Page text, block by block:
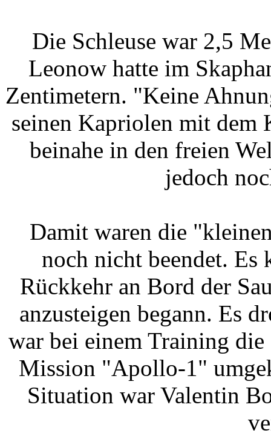
Die Schleuse war 2,5
Leonow hatte im
Zentimetern. "Keine
seinen Kapriolen mit dem
beinahe in den freien
jedoch
Damit waren die
noch nicht beendet. Es
Rückkehr an Bord der
anzusteigen begann. Es
war bei einem Training
Mission "Apollo-1"
Situation war Valentin